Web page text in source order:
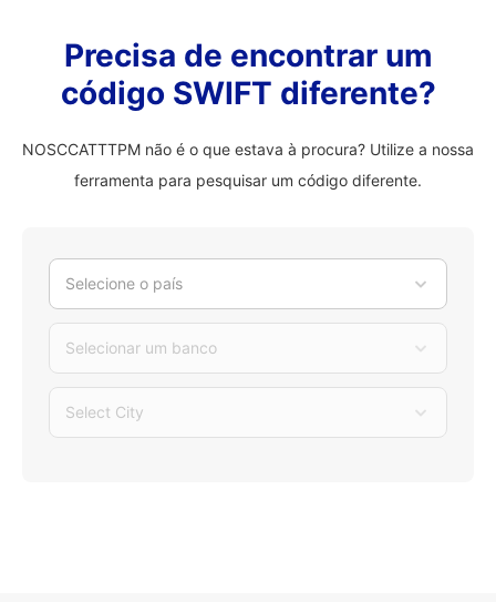
Precisa de encontrar um
código SWIFT diferente?
NOSCCATTTPM não é o que estava à procura? Utilize a nossa
ferramenta para pesquisar um código diferente.
Selecione o país
Selecionar um banco
Select City